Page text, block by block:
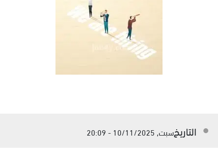
التاريخسبت, 10/11/2025 - 20:09